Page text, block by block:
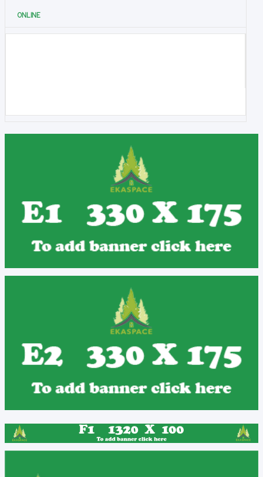
ONLINE